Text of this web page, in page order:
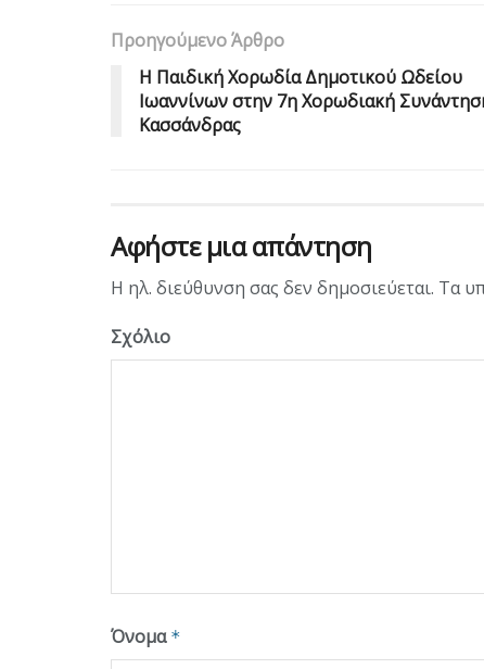
Προηγούμενο Άρθρο
Η Παιδική Χορωδία Δημοτικού Ωδείου
Ιωαννίνων στην 7η Χορωδιακή
Κασσάνδρας
Αφήστε μια απάντηση
Η ηλ. διεύθυνση σας δεν δημοσιεύεται. Τα
Σχόλιο
Όνομα *